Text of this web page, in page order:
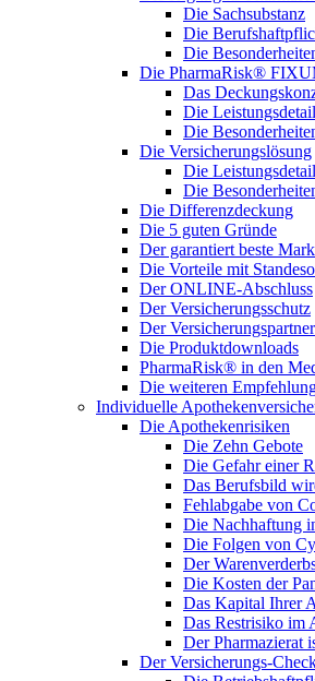
Die Sachsubstanz
Die
Die
Die PharmaRisk®
Das
Die
Die
Die Versicherungslösung
Die
Die
Die Differenzdeckung
Die 5 guten Gründe
Der garantiert beste
Die Vorteile mit
Der ONLINE-Abschluss
Der Versicherungsschutz
Der Versicherungspartner
Die Produktdownloads
PharmaRisk® in den
Die weiteren
Individuelle
Die Apothekenrisiken
Die Zehn Gebote
Die Gefahr einer
Das Berufsbild
Fehlabgabe von
Die Nachhaftung
Die Folgen von
Der
Die Kosten der
Das Kapital Ihrer
Das Restrisiko im
Der Pharmazierat
Der Versicherungs-